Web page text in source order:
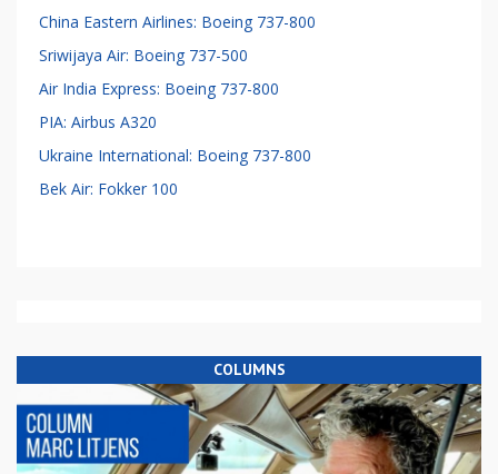
China Eastern Airlines: Boeing 737-800
Sriwijaya Air: Boeing 737-500
Air India Express: Boeing 737-800
PIA: Airbus A320
Ukraine International: Boeing 737-800
Bek Air: Fokker 100
COLUMNS